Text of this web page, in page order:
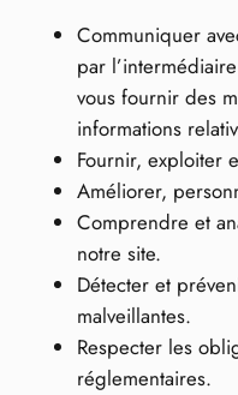
Communiquer
par
vous fournir des
informations
Fournir, exploiter
Améliorer,
Comprendre et
notre site.
Détecter et
malveillantes.
Respecter les
réglementaires.